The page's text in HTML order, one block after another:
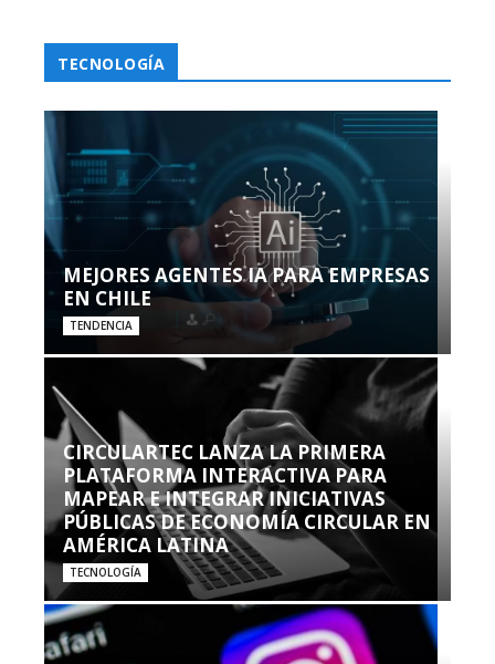
TECNOLOGÍA
MEJORES AGENTES IA PARA EMPRESAS
EN CHILE
TENDENCIA
CIRCULARTEC LANZA LA PRIMERA
PLATAFORMA INTERACTIVA PARA
MAPEAR E INTEGRAR INICIATIVAS
PÚBLICAS DE ECONOMÍA CIRCULAR EN
AMÉRICA LATINA
TECNOLOGÍA